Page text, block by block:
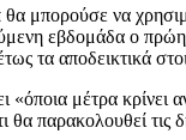
μπορούσε να
εβδομάδα ο
τα αποδεικτικά
μέτρα κρίνει
παρακολουθεί τις